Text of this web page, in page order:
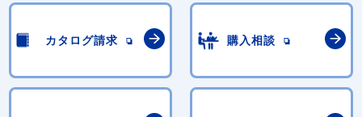
カタログ請求 購入相談